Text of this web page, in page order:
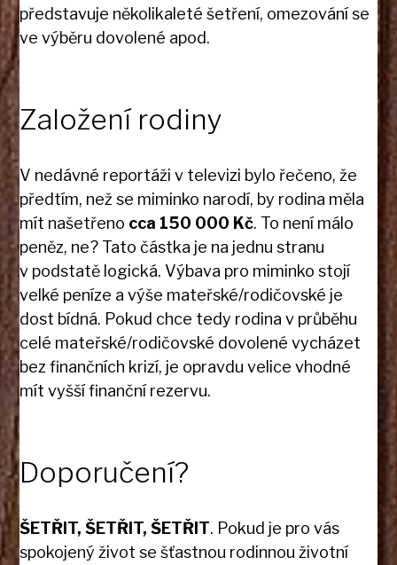
představuje několikaleté šetření, omezování se
ve výběru dovolené apod.
Založení rodiny
V nedávné reportáži v televizi bylo řečeno, že
předtím, než se miminko narodí, by rodina měla
mít našetřeno cca 150 000 Kč. To není málo
peněz, ne? Tato částka je na jednu stranu
v podstatě logická. Výbava pro miminko stojí
velké peníze a výše mateřské/rodičovské je
dost bídná. Pokud chce tedy rodina v průběhu
celé mateřské/rodičovské dovolené vycházet
bez finančních krizí, je opravdu velice vhodné
mít vyšší finanční rezervu.
Doporučení?
ŠETŘIT, ŠETŘIT, ŠETŘIT. Pokud je pro vás
spokojený život se šťastnou rodinnou životní